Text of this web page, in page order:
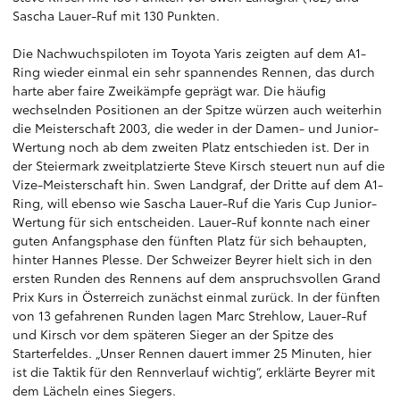
Sascha Lauer-Ruf mit 130 Punkten.
Die Nachwuchspiloten im Toyota Yaris zeigten auf dem A1-
Ring wieder einmal ein sehr spannendes Rennen, das durch
harte aber faire Zweikämpfe geprägt war. Die häufig
wechselnden Positionen an der Spitze würzen auch weiterhin
die Meisterschaft 2003, die weder in der Damen- und Junior-
Wertung noch ab dem zweiten Platz entschieden ist. Der in
der Steiermark zweitplatzierte Steve Kirsch steuert nun auf die
Vize-Meisterschaft hin. Swen Landgraf, der Dritte auf dem A1-
Ring, will ebenso wie Sascha Lauer-Ruf die Yaris Cup Junior-
Wertung für sich entscheiden. Lauer-Ruf konnte nach einer
guten Anfangsphase den fünften Platz für sich behaupten,
hinter Hannes Plesse. Der Schweizer Beyrer hielt sich in den
ersten Runden des Rennens auf dem anspruchsvollen Grand
Prix Kurs in Österreich zunächst einmal zurück. In der fünften
von 13 gefahrenen Runden lagen Marc Strehlow, Lauer-Ruf
und Kirsch vor dem späteren Sieger an der Spitze des
Starterfeldes. „Unser Rennen dauert immer 25 Minuten, hier
ist die Taktik für den Rennverlauf wichtig“, erklärte Beyrer mit
dem Lächeln eines Siegers.